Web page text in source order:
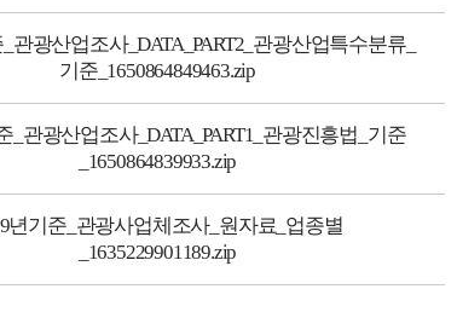
관광산업조사_DATA_PART2_관광산업특수분류_
기준_1650864849463.zip
_관광산업조사_DATA_PART1_관광진흥법_기준
_1650864839933.zip
년기준_관광사업체조사_원자료_업종별
_1635229901189.zip